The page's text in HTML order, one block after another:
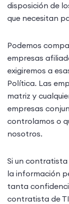
disposición de
que necesitan
Podemos
empresas
exigiremos a
Política. Las
matriz y
empresas
controlamos o
nosotros.
Si un
la información
tanta
contratista de